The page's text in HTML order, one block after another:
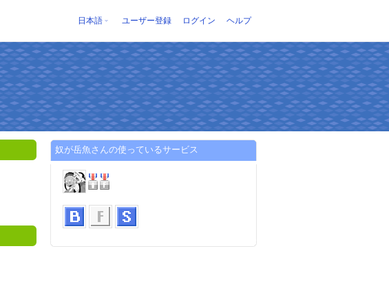
日本語 ユーザー登録 ログイン ヘルプ
奴が岳魚さんの使っているサービス